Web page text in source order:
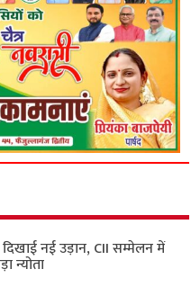
दिखाई नई उड़ान, CII सम्मेलन में
न्योता